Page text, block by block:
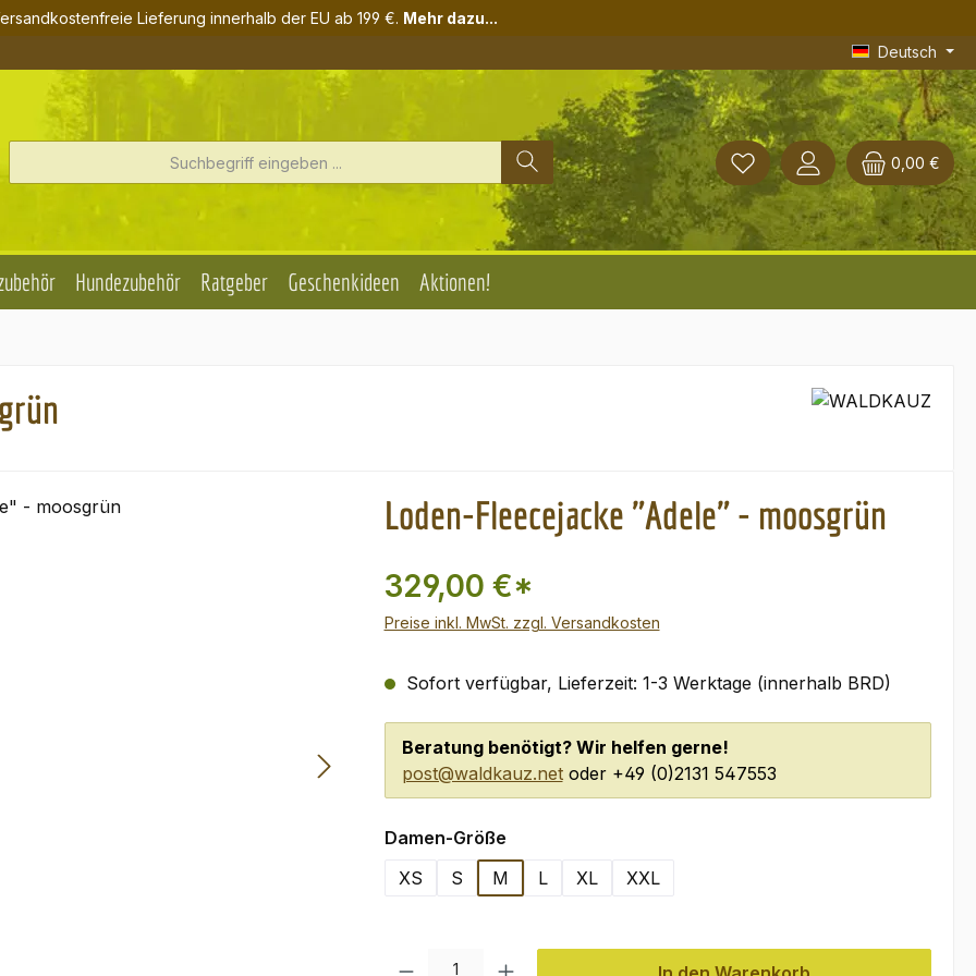
Lieferung innerhalb der EU ab 199 €. Mehr dazu...
Deutsch
0,00 €
Hundezubehör Ratgeber Geschenkideen Aktionen!
Loden-Fleecejacke "Adele" - moosgrün
329,00 €*
Preise inkl. MwSt. zzgl. Versandkosten
Sofort verfügbar, Lieferzeit: 1-3 Werktage (innerhalb BRD)
Beratung benötigt? Wir helfen gerne!
post@waldkauz.netoder +49 (0)2131 547553
Damen-Größeauswählen
XS
S M L XL XXL
Produkt Anzahl: Gib den gewünschten Wert ein oder benutze die Schaltflächen